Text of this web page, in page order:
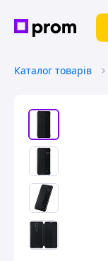
Каталог товарів